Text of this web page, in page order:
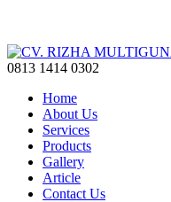
0813 1414 0302
Home
About Us
Services
Products
Gallery
Article
Contact Us